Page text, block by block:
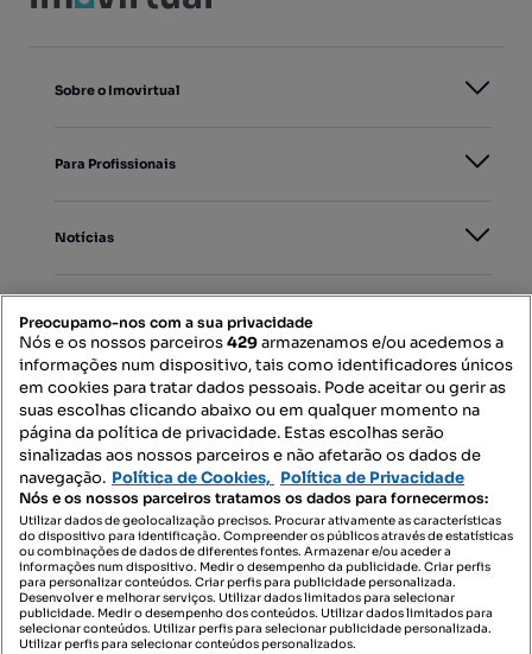
Sobre o Imovirtual
Para Profissionais
Notícias
Mapa do Site
Contacte-nos
SIGA-NOS:
DESCARREGAR NA:
Preocupamo-nos com a sua privacidade
Nós e os nossos parceiros429armazenamos e/ou acedemos a
informações num dispositivo, tais como identificadores únicos
em cookies para tratar dados pessoais. Pode aceitar ou gerir as
suas escolhas clicando abaixo ou em qualquer momento na
página da política de privacidade. Estas escolhas serão
sinalizadas aos nossos parceiros e não afetarão os dados de
navegação. Política de Cookies, Política de Privacidade
Nós e os nossos parceiros tratamos os dados para fornecermos:
Utilizar dados de geolocalização precisos. Procurar ativamente as características
do dispositivo para identificação. Compreender os públicos através de estatísticas
ou combinações de dados de diferentes fontes. Armazenar e/ou aceder a
informações num dispositivo. Medir o desempenho da publicidade. Criar perfis
para personalizar conteúdos. Criar perfis para publicidade personalizada.
Desenvolver e melhorar serviços. Utilizar dados limitados para selecionar
publicidade. Medir o desempenho dos conteúdos. Utilizar dados limitados para
selecionar conteúdos. Utilizar perfis para selecionar publicidade personalizada.
Utilizar perfis para selecionar conteúdos personalizados.